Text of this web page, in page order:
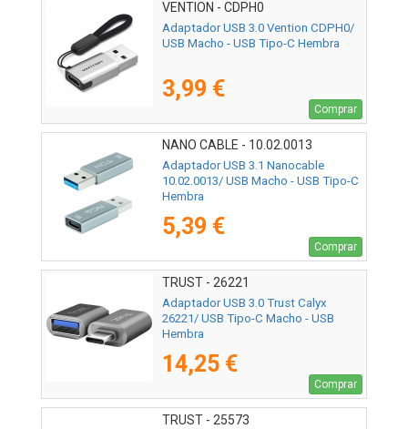
VENTION - CDPH0
Adaptador USB 3.0 Vention CDPH0/
USB Macho - USB Tipo-C Hembra
3,99 €
Comprar
NANO CABLE - 10.02.0013
Adaptador USB 3.1 Nanocable
10.02.0013/ USB Macho - USB Tipo-C
Hembra
5,39 €
Comprar
TRUST - 26221
Adaptador USB 3.0 Trust Calyx
26221/ USB Tipo-C Macho - USB
Hembra
14,25 €
Comprar
TRUST - 25573